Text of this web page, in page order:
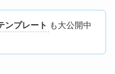
ンプレート も大公開中